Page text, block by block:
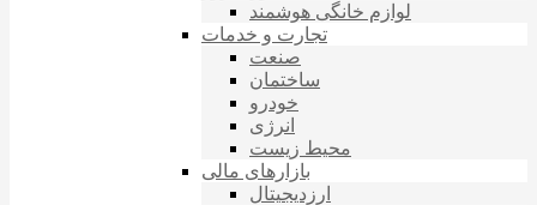
لوازم خانگی هوشمند
تجارت و خدمات
صنعت
ساختمان
خودرو
انرژی
محیط زیست
بازارهای مالی
ارزدیجیتال